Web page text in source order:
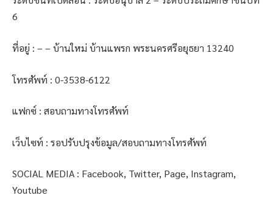
6
ที่อยู่ : – – บ้านใหม่ บ้านแพรก พระนครศรีอยุธยา 13240
โทรศัพท์ : 0-3538-6122
แฟกซ์ : สอบถามทางโทรศัพท์
เว็บไซท์ : รอปรับปรุงข้อมูล/สอบถามทางโทรศัพท์
SOCIAL MEDIA : Facebook, Twitter, Page, Instagram,
Youtube